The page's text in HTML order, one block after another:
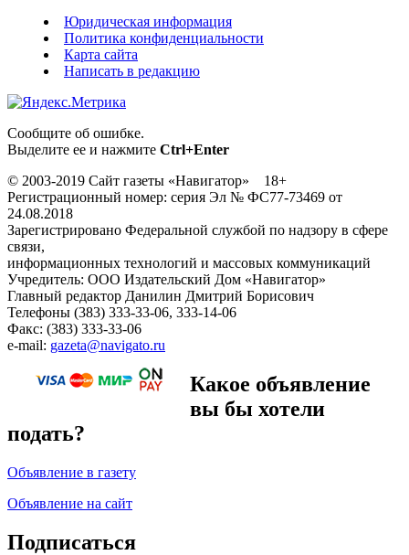
Юридическая информация
Политика конфиденциальности
Карта сайта
Написать в редакцию
Сообщите об ошибке.
Выделите ее и нажмите Ctrl+Enter
© 2003-2019 Сайт газеты «Навигатор» 18+
Регистрационный номер: серия Эл № ФС77-73469 от
24.08.2018
Зарегистрировано Федеральной службой по надзору в сфере
связи,
информационных технологий и массовых коммуникаций
Учредитель: ООО Издательский Дом «Навигатор»
Главный редактор Данилин Дмитрий Борисович
Телефоны (383) 333-33-06, 333-14-06
Факс: (383) 333-33-06
e-mail: gazeta@navigato.ru
Какое объявление
вы бы хотели
подать?
Объявление в газету
Объявление на сайт
Подписаться